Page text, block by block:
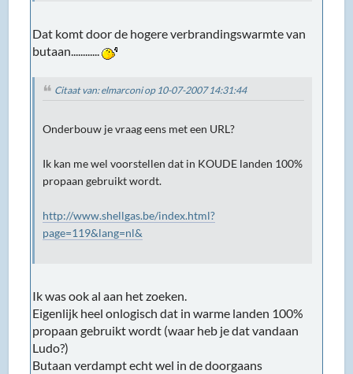
Dat komt door de hogere verbrandingswarmte van
butaan............
Citaat van: elmarconi op 10-07-2007 14:31:44
Onderbouw je vraag eens met een URL?
Ik kan me wel voorstellen dat in KOUDE landen 100%
propaan gebruikt wordt.
http://www.shellgas.be/index.html?
page=119&lang=nl&
Ik was ook al aan het zoeken.
Eigenlijk heel onlogisch dat in warme landen 100%
propaan gebruikt wordt (waar heb je dat vandaan
Ludo?)
Butaan verdampt echt wel in de doorgaans